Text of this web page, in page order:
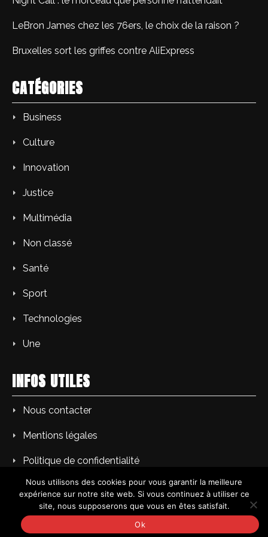
LeBron James chez les 76ers, le choix de la raison ?
Bruxelles sort les griffes contre AliExpress
CATÉGORIES
Business
Culture
Innovation
Justice
Multimédia
Non classé
Santé
Sport
Technologies
Une
INFOS UTILES
Nous contacter
Mentions légales
Politique de confidentialité
Copyright © AM L'Echo du soir | Tous droits réservés.
Nous utilisons des cookies pour vous garantir la meilleure
expérience sur notre site web. Si vous continuez à utiliser ce
site, nous supposerons que vous en êtes satisfait.
Ok